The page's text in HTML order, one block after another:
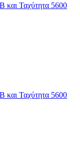
Ταχύτητα 5600
Ταχύτητα 5600